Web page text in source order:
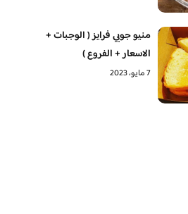
منيو جوبي فرايز ( الوجبات +
الاسعار + الفروع )
7 مايو، 2023